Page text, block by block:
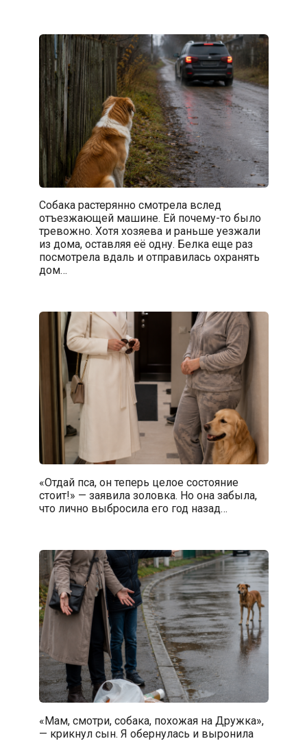
Собака растерянно смотрела вслед
отъезжающей машине. Ей почему-то было
тревожно. Хотя хозяева и раньше уезжали
из дома, оставляя её одну. Белка еще раз
посмотрела вдаль и отправилась охранять
дом…
«Отдай пса, он теперь целое состояние
стоит!» — заявила золовка. Но она забыла,
что лично выбросила его год назад…
«Мам, смотри, собака, похожая на Дружка»,
— крикнул сын. Я обернулась и выронила